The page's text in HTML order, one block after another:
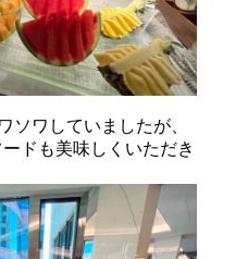
ソワしていましたが、
ドも美味しくいただき